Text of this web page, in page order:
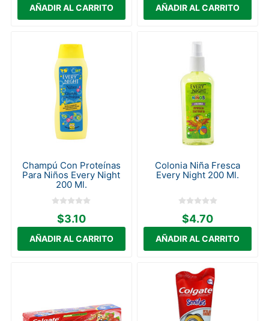
Champú Con Proteínas
Para Niños Every Night
200 Ml.
$3.10
Colonia Niña Fresca
Every Night 200 Ml.
$4.70